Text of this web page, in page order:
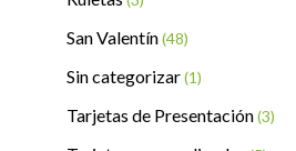
San Valentín(48)
Sin categorizar(1)
Tarjetas de Presentación(3)